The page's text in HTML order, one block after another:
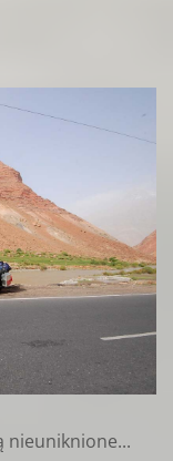
nieuniknione...